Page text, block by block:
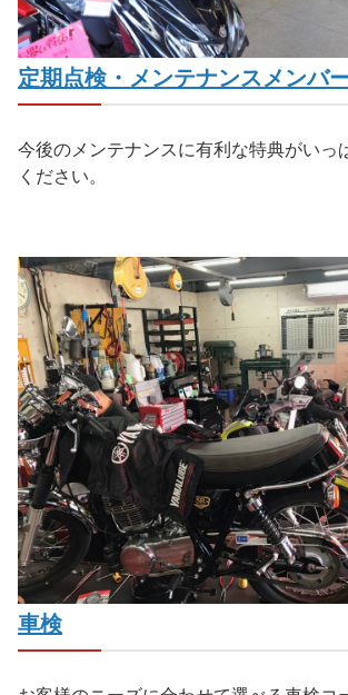
定期点検・メンテナンスメンバ
今後のメンテナンスに有利な特典がいっ
ください。
車検